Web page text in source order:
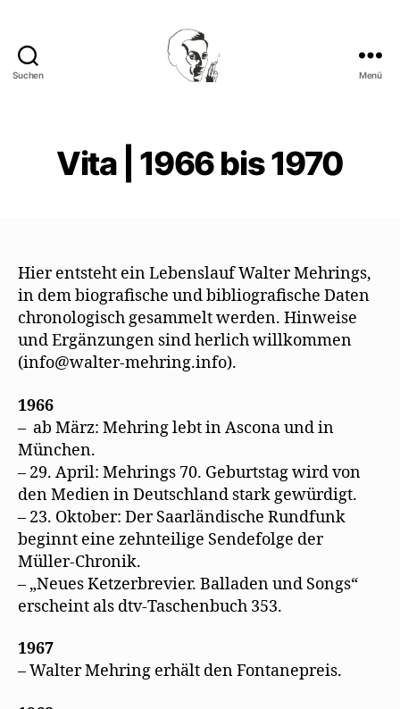
Suchen Menü
Vita | 1966 bis 1970
Hier entsteht ein Lebenslauf Walter Mehrings,
in dem biografische und bibliografische Daten
chronologisch gesammelt werden. Hinweise
und Ergänzungen sind herlich willkommen
(info@walter-mehring.info).
1966
– ab März: Mehring lebt in Ascona und in
München.
– 29. April: Mehrings 70. Geburtstag wird von
den Medien in Deutschland stark gewürdigt.
– 23. Oktober: Der Saarländische Rundfunk
beginnt eine zehnteilige Sendefolge der
Müller-Chronik.
– „Neues Ketzerbrevier. Balladen und Songs“
erscheint als dtv-Taschenbuch 353.
1967
– Walter Mehring erhält den Fontanepreis.